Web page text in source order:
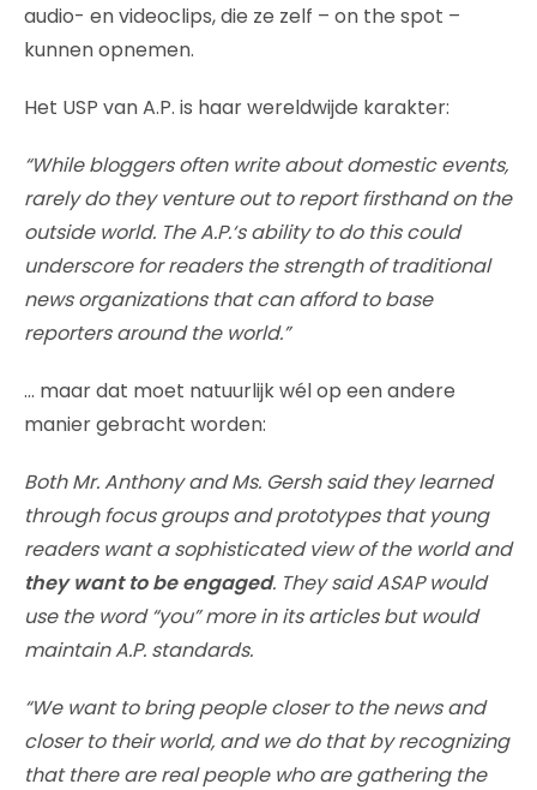
audio- en videoclips, die ze zelf – on the spot –
kunnen opnemen.
Het USP van A.P. is haar wereldwijde karakter:
“While bloggers often write about domestic events,
rarely do they venture out to report firsthand on the
outside world. The A.P.‘s ability to do this could
underscore for readers the strength of traditional
news organizations that can afford to base
reporters around the world.”
… maar dat moet natuurlijk wél op een andere
manier gebracht worden:
Both Mr. Anthony and Ms. Gersh said they learned
through focus groups and prototypes that young
readers want a sophisticated view of the world and
they want to be engaged. They said ASAP would
use the word “you” more in its articles but would
maintain A.P. standards.
“We want to bring people closer to the news and
closer to their world, and we do that by recognizing
that there are real people who are gathering the